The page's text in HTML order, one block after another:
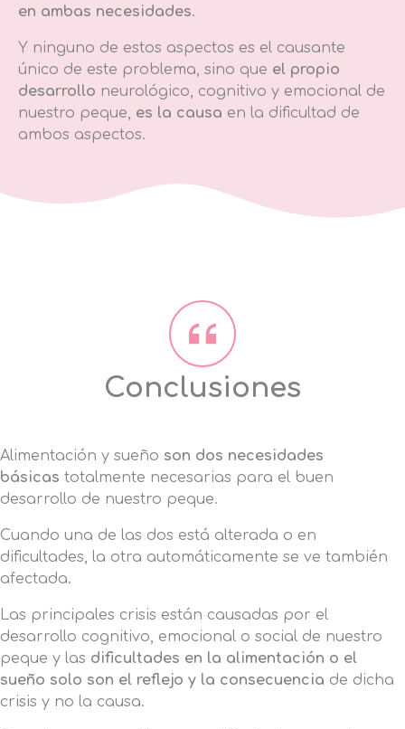
en ambas necesidades.
Y ninguno de estos aspectos es el causante
único de este problema, sino que el propio
desarrollo neurológico, cognitivo y emocional de
nuestro peque, es la causa en la dificultad de
ambos aspectos.
Conclusiones
Alimentación y sueño son dos necesidades
básicas totalmente necesarias para el buen
desarrollo de nuestro peque.
Cuando una de las dos está alterada o en
dificultades, la otra automáticamente se ve también
afectada.
Las principales crisis están causadas por el
desarrollo cognitivo, emocional o social de nuestro
peque y las dificultades en la alimentación o el
sueño solo son el reflejo y la consecuencia de dicha
crisis y no la causa.